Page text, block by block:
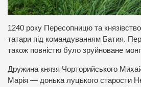
1240 року Пересопницю та
татари під командуванням Батия.
також повністю було зруйноване
Дружина князя Чорторийського
Марія — донька луцького старости